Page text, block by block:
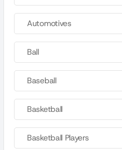
Automotives
Ball
Baseball
Basketball
Basketball Players